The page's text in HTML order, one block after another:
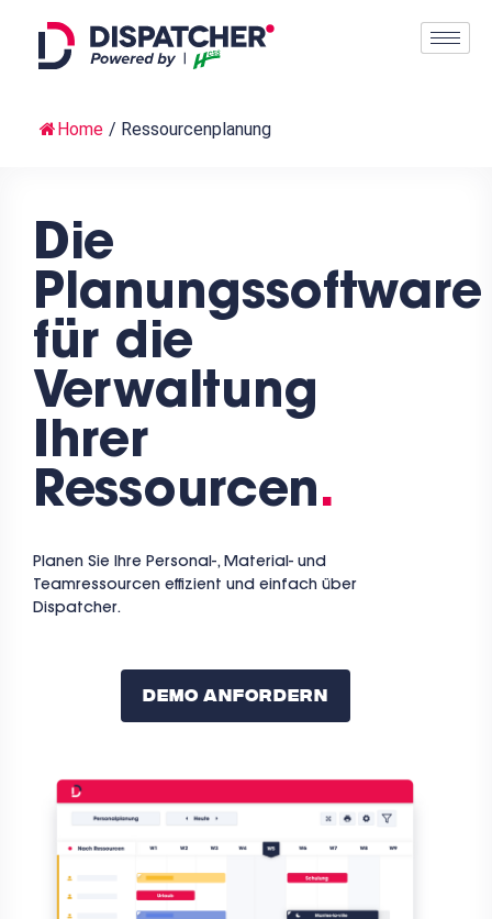
Home / Ressourcenplanung
Die
Planungssoftware
für die
Verwaltung
Ihrer
Ressourcen.
Planen Sie Ihre Personal-, Material- und
Teamressourcen effizient und einfach über
Dispatcher.
Demo Anfordern